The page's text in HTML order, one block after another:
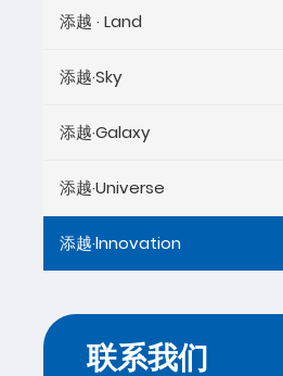
添越 · Land
添越·Sky
添越·Galaxy
添越·Universe
添越·lnnovation
联系我们